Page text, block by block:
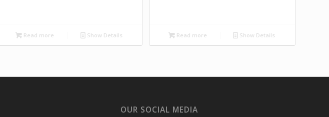
Read more Show Details Read more Show Details
OUR SOCIAL MEDIA